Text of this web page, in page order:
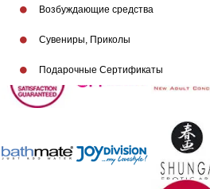
Возбуждающие средства
Сувениры, Приколы
Подарочные Сертификаты